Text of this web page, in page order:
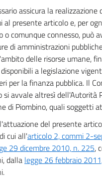
assicura la
al presente articolo e, per
o comunque connesso, può
di amministrazioni
delle risorse umane,
a legislazione
per la finanza pubblica. Il
si avvale altresì dell'Autorità
di Piombino, quali soggetti
del presente
cui all'articolo 2, commi 2-
29 dicembre 2010, n. 225,
dalla legge 26 febbraio